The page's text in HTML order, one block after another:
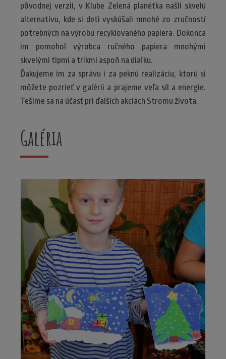
pôvodnej verzii, v Klube Zelená planétka našli skvelú
alternatívu, kde si deti vyskúšali mnohé zo zručností
potrebných na výrobu recyklovaného papiera. Dokonca
im pomohol výrobca ručného papiera mnohými
skvelými tipmi a trikmi aspoň na diaľku.
Ďakujeme im za správu i za peknú realizáciu, ktorú si
môžete pozrieť v galérii a prajeme veľa síl a energie.
Tešíme sa na účasť pri ďalších akciách Stromu života.
Galéria